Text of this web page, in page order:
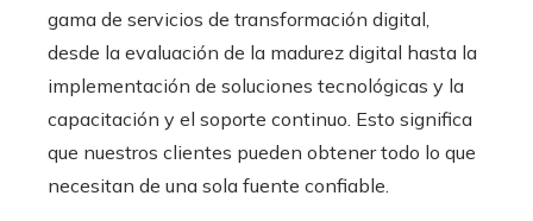
gama de servicios de transformación digital,
desde la evaluación de la madurez digital hasta la
implementación de soluciones tecnológicas y la
capacitación y el soporte continuo. Esto significa
que nuestros clientes pueden obtener todo lo que
necesitan de una sola fuente confiable.